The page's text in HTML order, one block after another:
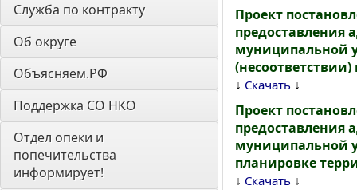
Служба по контракту
Об округе
Объясняем.РФ
Поддержка СО НКО
Отдел опеки и
попечительства
информирует!
Проект
предоставления
муниципальной
↓ Скачать ↓
Проект
предоставления
муниципальной
планировке
↓ Скачать ↓